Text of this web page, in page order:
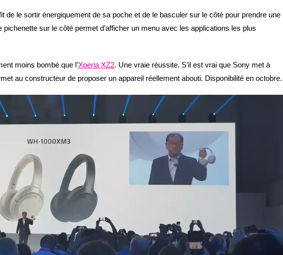
de le sortir énergiquement de sa poche et de le basculer sur le côté pour prendre une
sur le côté permet d’afficher un menu avec les applications les plus
moins bombé que l’Xperia XZ2. Une vraie réussite. S’il est vrai que Sony met à
au constructeur de proposer un appareil réellement abouti. Disponibilité en octobre.